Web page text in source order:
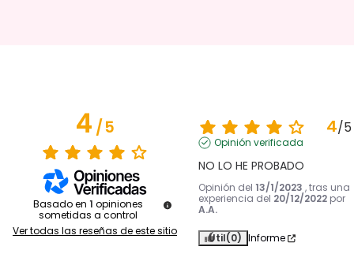
4/5
Basado en 1 opiniones
sometidas a control
Ver todas las reseñas de este sitio
4/5
Opinión verificada
NO LO HE PROBADO
Opinión del 13/1/2023 , tras una
experiencia del 20/12/2022 por
A.A.
Útil(0) Informe